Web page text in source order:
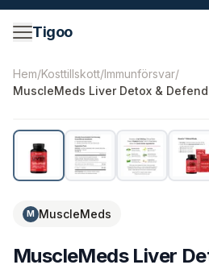
Hoppa till innehåll
Tigoo
©2026Nutri Nordic AB.Alla
Hem/Kosttillskott/Immunförsvar/
MuscleMeds Liver Detox & Defend
M MuscleMeds
MuscleMeds Liver